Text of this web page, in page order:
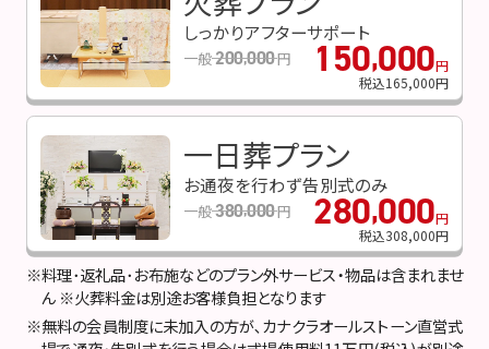
しっかりアフターサポート
一般200,000円 150,000円
税込165,000円
一日葬プラン
お通夜を行わず告別式のみ
一般380,000円 280,000円
税込308,000円
※料理･返礼品･お布施などのプラン外サービス・物品は含まれませ
ん ※火葬料金は別途お客様負担となります
※無料の会員制度に未加入の方が､カナクラオールストーン直営式